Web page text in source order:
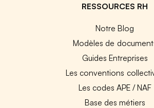
RESSOURCES RH
Notre Blog
Modèles de
Guides Entreprises
Les conventions
Les codes APE / NAF
Base des métiers